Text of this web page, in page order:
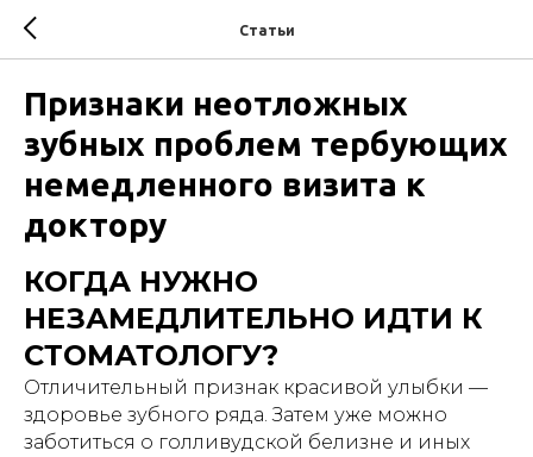
Статьи
Признаки неотложных
зубных проблем тербующих
немедленного визита к
доктору
КОГДА НУЖНО
НЕЗАМЕДЛИТЕЛЬНО ИДТИ К
СТОМАТОЛОГУ?
Отличительный признак красивой улыбки —
здоровье зубного ряда. Затем уже можно
заботиться о голливудской белизне и иных